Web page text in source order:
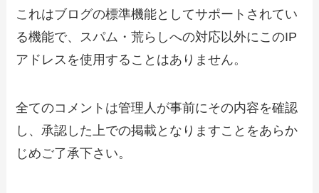
これはブログの標準機能としてサポートされてい
る機能で、スパム・荒らしへの対応以外にこのIP
アドレスを使用することはありません。
全てのコメントは管理人が事前にその内容を確認
し、承認した上での掲載となりますことをあらか
じめご了承下さい。